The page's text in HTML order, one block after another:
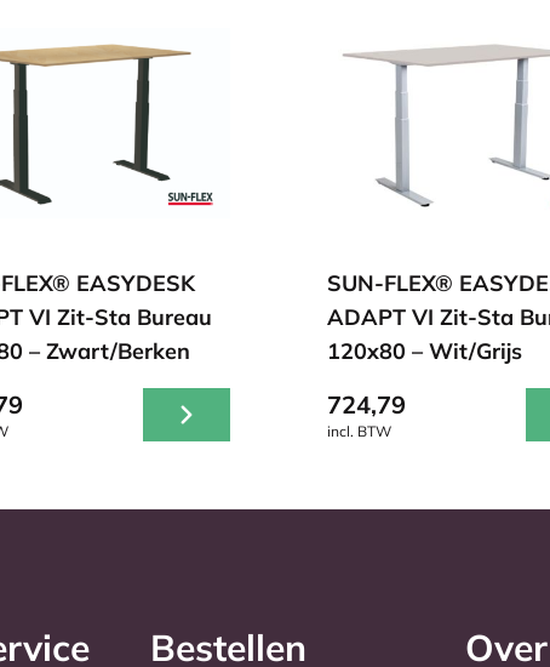
EASYDESK
VI Zit-Sta Bureau
– Zwart/Berken
SUN-FLEX®
ADAPT VI Zit-Sta
120x80 – Wit/Grijs
724,79
incl. BTW
Bestellen Over